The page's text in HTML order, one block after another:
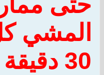
المشي
30